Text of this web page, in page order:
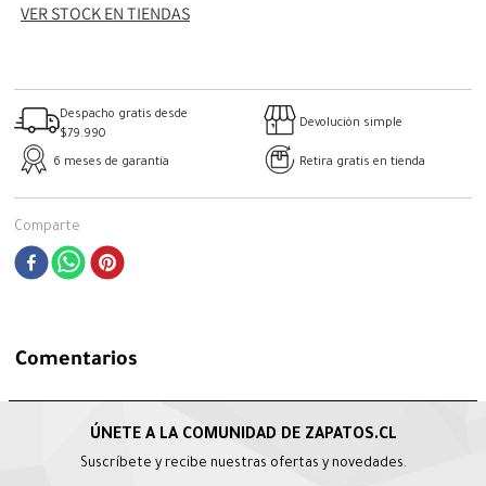
VER STOCK EN TIENDAS
Despacho gratis desde
$79.990
Devolución simple
6 meses de garantía Retira gratis en tienda
Comparte
Comentarios
Suscríbete y recibe nuestras ofertas y novedades.